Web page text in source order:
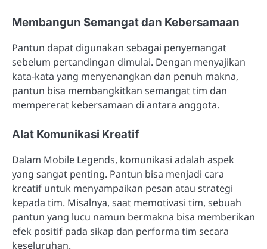
Membangun Semangat dan Kebersamaan
Pantun dapat digunakan sebagai penyemangat
sebelum pertandingan dimulai. Dengan menyajikan
kata-kata yang menyenangkan dan penuh makna,
pantun bisa membangkitkan semangat tim dan
mempererat kebersamaan di antara anggota.
Alat Komunikasi Kreatif
Dalam Mobile Legends, komunikasi adalah aspek
yang sangat penting. Pantun bisa menjadi cara
kreatif untuk menyampaikan pesan atau strategi
kepada tim. Misalnya, saat memotivasi tim, sebuah
pantun yang lucu namun bermakna bisa memberikan
efek positif pada sikap dan performa tim secara
keseluruhan.